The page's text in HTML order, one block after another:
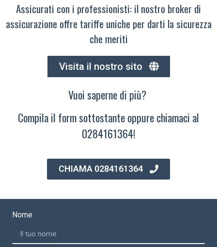
Assicurati con i professionisti: il nostro broker di
assicurazione offre tariffe uniche per darti la sicurezza
che meriti
Visita il nostro sito
Vuoi saperne di più?
Compila il form sottostante oppure chiamaci al
0284161364!
CHIAMA 0284161364
Nome